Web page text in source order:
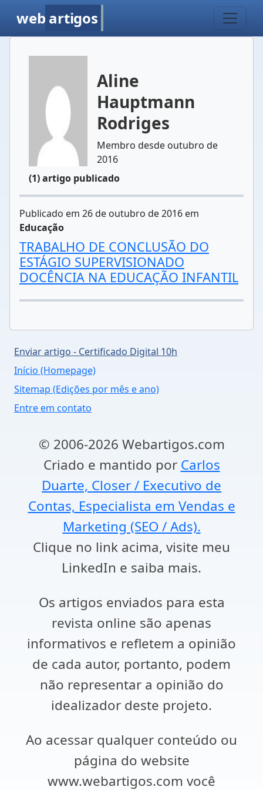
web artigos
Aline
Hauptmann
Rodriges
Membro desde outubro de
2016
(1) artigo publicado
Publicado em 26 de outubro de 2016 em
Educação
TRABALHO DE CONCLUSÃO DO
ESTÁGIO SUPERVISIONADO
DOCÊNCIA NA EDUCAÇÃO INFANTIL
Enviar artigo - Certificado Digital 10h
Início (Homepage)
Sitemap (Edições por mês e ano)
Entre em contato
© 2006-2026 Webartigos.com
Criado e mantido por Carlos
Duarte, Closer / Executivo de
Contas, Especialista em Vendas e
Marketing (SEO / Ads).
Clique no link acima, visite meu
LinkedIn e saiba mais.
Os artigos enviados para esta
revista online são apenas
informativos e refletem a opinião
de cada autor, portanto, podem
não representar a opinião do
idealizador deste projeto.
Ao acessar qualquer conteúdo ou
página do website
www.webartigos.com você